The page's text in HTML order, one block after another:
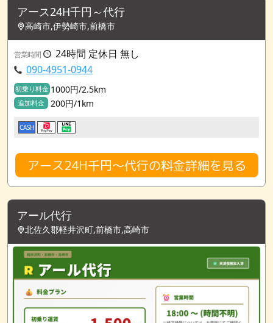
アース24H千円～代行
高崎市,伊勢崎市,前橋市
営業時間
24時間 定休日 無し
090-4951-0944
初乗り料金 1000円/2.5km
追加料金 200円/1km
CASH
アース24H千円～代行の料金詳細を見る
アール代行
北佐久郡軽井沢町,前橋市,高崎市